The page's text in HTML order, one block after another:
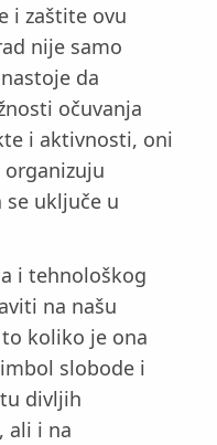
i zaštite ovu
nije samo
da
očuvanja
i aktivnosti, oni
uključe u
i tehnološkog
na našu
koliko je ona
slobode i
divljih
ali i na